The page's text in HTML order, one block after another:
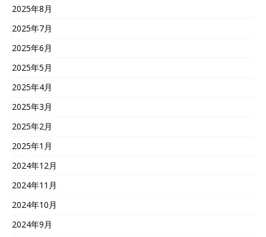
2025年8月
2025年7月
2025年6月
2025年5月
2025年4月
2025年3月
2025年2月
2025年1月
2024年12月
2024年11月
2024年10月
2024年9月